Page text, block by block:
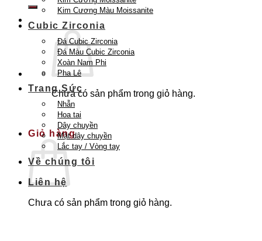
Chưa có sản phẩm trong giỏ hàng.
Quay trở lại cửa hàng
Giỏ hàng
Chưa có sản phẩm trong giỏ hàng.
Kim Cương Màu Moissanite
Cubic Zirconia
Đá Cubic Zirconia
Đá Màu Cubic Zirconia
Xoàn Nam Phi
Pha Lê
Trang Sức
Nhẫn
Hoa tai
Dây chuyền
Mặt dây chuyền
Lắc tay / Vòng tay
Về chúng tôi
Liên hệ